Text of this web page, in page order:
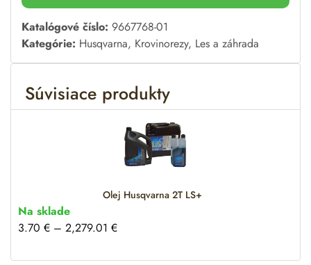
A
l
t
n
:
Katalógové číslo: 9667768-01
Kategórie: Husqvarna, Krovinorezy, Les a záhrada
Súvisiace produkty
Olej Husqvarna 2T LS+
Na sklade
3.70 € – 2,279.01 €